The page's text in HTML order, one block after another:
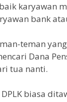
karyawan
bank
teman
Dana
tua nanti.
biasa